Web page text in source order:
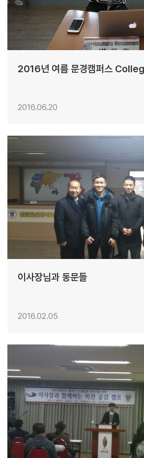
2016년 여름 문경캠퍼스
2016.06.20
27
이사장님과 동문들
2016.02.05